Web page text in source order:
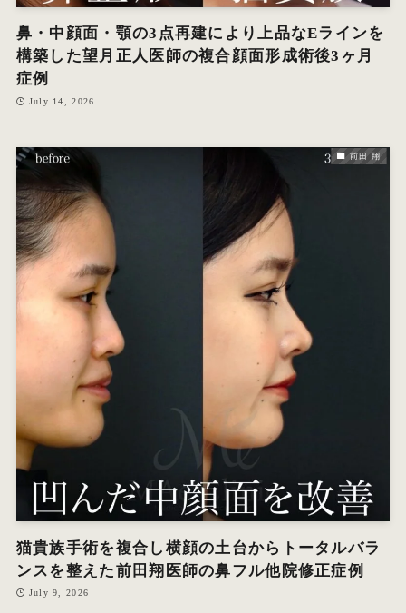
鼻・中顔面・顎の3点再建により上品なEラインを
構築した望月正人医師の複合顔面形成術後3ヶ月
症例
July 14, 2026
前田 翔
猫貴族手術を複合し横顔の土台からトータルバラ
ンスを整えた前田翔医師の鼻フル他院修正症例
July 9, 2026